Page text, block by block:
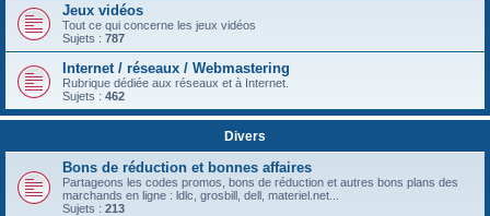
Jeux vidéos
Tout ce qui concerne les jeux vidéos
Sujets : 787
Internet / réseaux / Webmastering
Rubrique dédiée aux réseaux et à Internet.
Sujets : 462
Divers
Bons de réduction et bonnes affaires
Partageons les codes promos, bons de réduction et autres bons plans des
marchands en ligne : ldlc, grosbill, dell, materiel.net...
Sujets : 213